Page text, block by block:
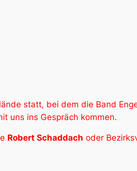
statt, bei dem die Band
uns ins Gespräch kommen.
Robert Schaddach oder